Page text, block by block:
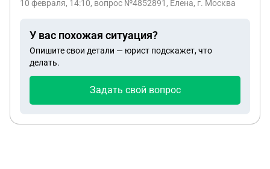
10 февраля, 14:10, вопрос №4852891, Елена, г. Москва
У вас похожая ситуация?
Опишите свои детали — юрист подскажет, что
делать.
Задать свой вопрос